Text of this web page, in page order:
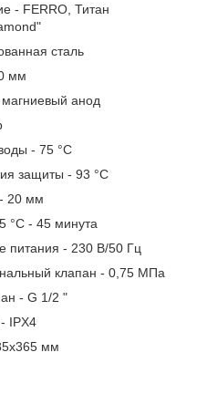
- FERRO, Титан
сталь
мм
анод
- 75 °С
защиты - 93 °С
20 мм
°С - 45 минута
питания - 230 В/50 Гц
клапан - 0,75 МПа
- G 1/2 "
IPX4
мм